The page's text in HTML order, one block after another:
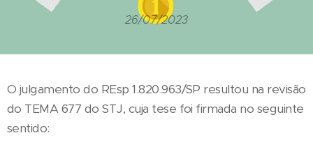
26/07/2023
O julgamento do REsp 1.820.963/SP resultou na revisão
do TEMA 677 do STJ, cuja tese foi firmada no seguinte
sentido: